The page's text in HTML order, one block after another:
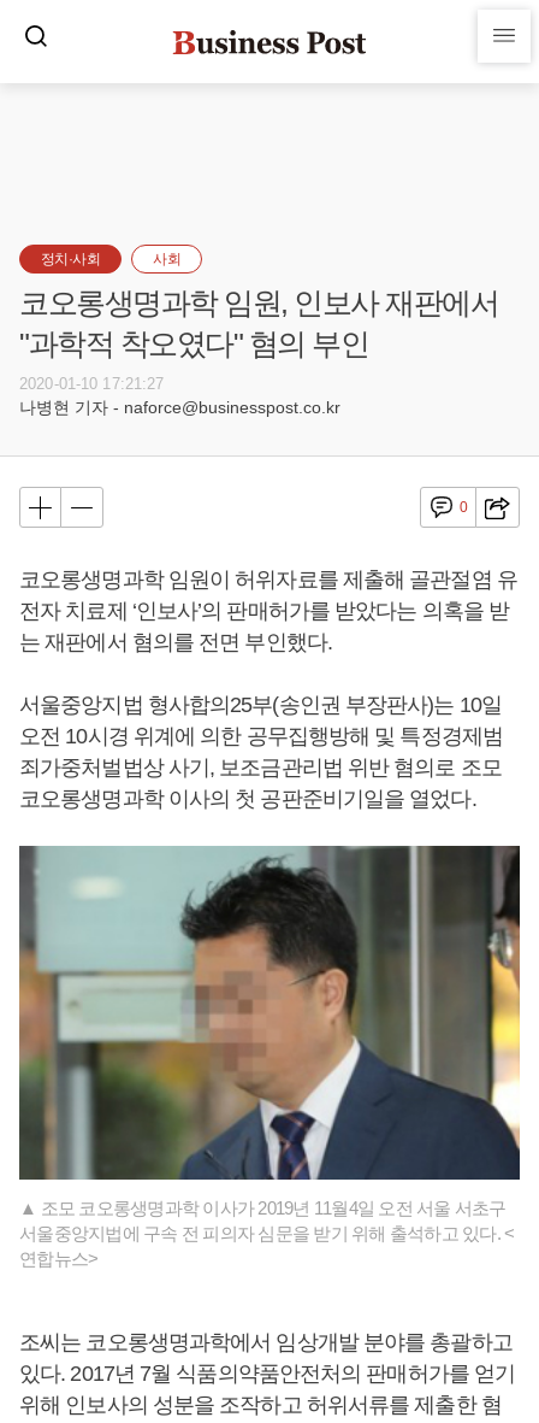
정치·사회 사회
코오롱생명과학 임원, 인보사 재판에서
"과학적 착오였다" 혐의 부인
2020-01-10 17:21:27
나병현 기자 - naforce@businesspost.co.kr
0
코오롱생명과학 임원이 허위자료를 제출해 골관절염 유
전자 치료제 ‘인보사’의 판매허가를 받았다는 의혹을 받
는 재판에서 혐의를 전면 부인했다.
서울중앙지법 형사합의25부(송인권 부장판사)는 10일
오전 10시경 위계에 의한 공무집행방해 및 특정경제범
죄가중처벌법상 사기, 보조금관리법 위반 혐의로 조모
코오롱생명과학 이사의 첫 공판준비기일을 열었다.
▲ 조모 코오롱생명과학 이사가 2019년 11월4일 오전 서울 서초구
서울중앙지법에 구속 전 피의자 심문을 받기 위해 출석하고 있다. <
연합뉴스>
조씨는 코오롱생명과학에서 임상개발 분야를 총괄하고
있다. 2017년 7월 식품의약품안전처의 판매허가를 얻기
위해 인보사의 성분을 조작하고 허위서류를 제출한 혐